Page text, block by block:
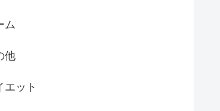
ム
他
エット